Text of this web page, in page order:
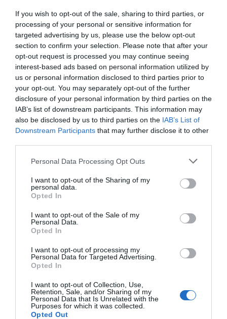
If you wish to opt-out of the sale, sharing to third parties, or
processing of your personal or sensitive information for
targeted advertising by us, please use the below opt-out
section to confirm your selection. Please note that after your
opt-out request is processed you may continue seeing
interest-based ads based on personal information utilized by
us or personal information disclosed to third parties prior to
your opt-out. You may separately opt-out of the further
disclosure of your personal information by third parties on the
IAB’s list of downstream participants. This information may
also be disclosed by us to third parties on the IAB’s List of
Downstream Participants that may further disclose it to other
Please note that this website/app uses one or more Google
not limited to your visit or usage behaviour. You may click to
grant or deny consent to Google and its third-party tags to
use your data for below specified purposes in below Google
consent section.
Personal Data Processing Opt Outs
I want to opt-out of the Sharing of my
personal data.
Opted In
I want to opt-out of the Sale of my
Personal Data.
Opted In
I want to opt-out of processing my
Personal Data for Targeted Advertising.
Opted In
I want to opt-out of Collection, Use,
Retention, Sale, and/or Sharing of my
Personal Data that Is Unrelated with the
Purposes for which it was collected.
Opted Out
Σε πελάγη ευτυχίας
αντιδήμαρχος στην Εύβοια! Έγινε
για τρίτη φορά παππούς!
08.08.2026 | 17:40
Ευρυδίκη Βαλαβάνη: Οι
οικογενειακές διακοπές στην
Εύβοια! Δείτε σε ποια παραλία
08.08.2026 | 17:20
«Κόκκινος» συναγερμός στην
Εύβοια: Red Code αύριο Κυριακή –
Ρόδος: Έγραψαν 80χρονη για
κράνος!
08.08.2026 | 16:40
γιορτάζουν σήμερα,
Σάββατο 8 Αυγούστου
πρόσωπο: Έρχονται
40άρια μαζί με
θυελλώδη μελτέμια
Νέο τροχαίο με υλικές
ζημιές
Μητέρα και γιος οι
νεκροί από τη
σύγκρουση
φορτηγό